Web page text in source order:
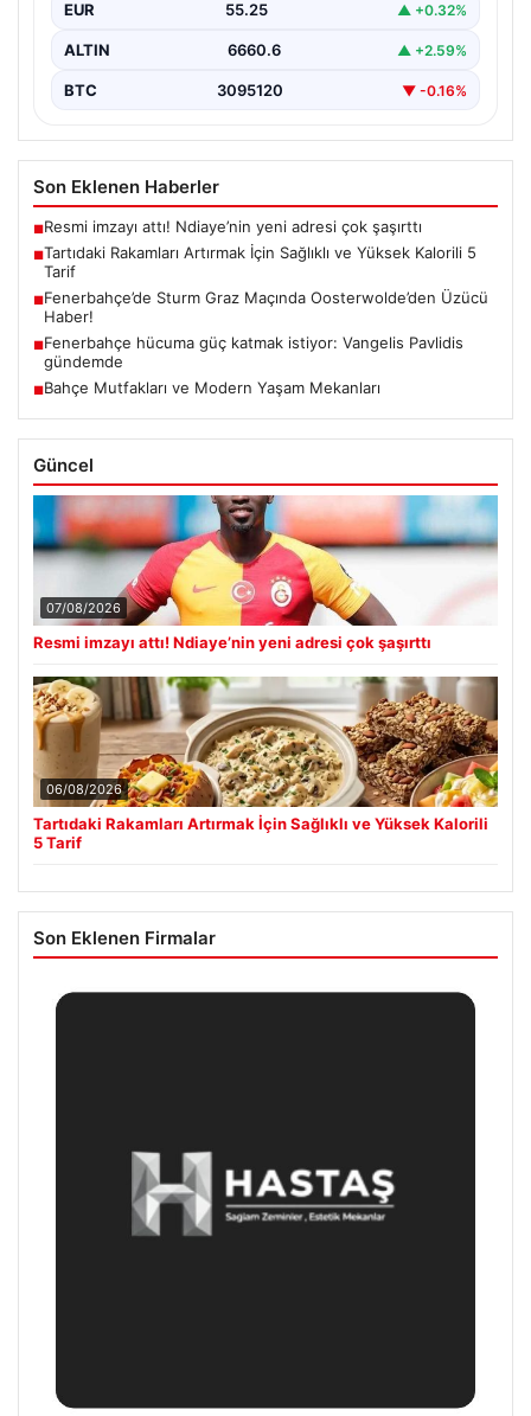
EUR 55.25 ▲ +0.32%
ALTIN 6660.6 ▲ +2.59%
BTC 3095120 ▼ -0.16%
Son Eklenen Haberler
■Resmi imzayı attı! Ndiaye’nin yeni adresi çok şaşırttı
■Tartıdaki Rakamları Artırmak İçin Sağlıklı ve Yüksek Kalorili 5
Tarif
■Fenerbahçe’de Sturm Graz Maçında Oosterwolde’den Üzücü
Haber!
■Fenerbahçe hücuma güç katmak istiyor: Vangelis Pavlidis
gündemde
■Bahçe Mutfakları ve Modern Yaşam Mekanları
Güncel
07/08/2026
Resmi imzayı attı! Ndiaye’nin yeni adresi çok şaşırttı
06/08/2026
Tartıdaki Rakamları Artırmak İçin Sağlıklı ve Yüksek Kalorili
5 Tarif
Son Eklenen Firmalar